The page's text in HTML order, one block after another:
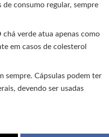
de consumo regular, sempre
chá verde atua apenas como
em casos de colesterol
sempre. Cápsulas podem ter
devendo ser usadas